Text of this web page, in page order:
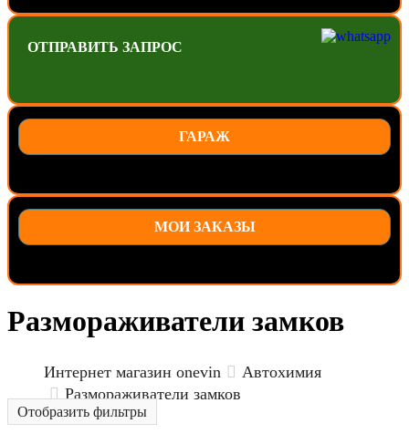
ОТПРАВИТЬ ЗАПРОС
ГАРАЖ
МОИ ЗАКАЗЫ
Размораживатели замков
Интернет магазин onevin
Автохимия
Размораживатели замков
Отобразить фильтры